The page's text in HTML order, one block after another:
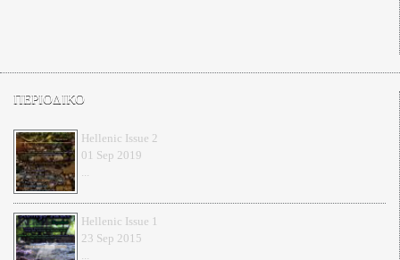
ΠΕΡΙΟΔΙΚΟ
Hellenic Issue 2
01 Sep 2019
Hellenic Issue 1
23 Sep 2015